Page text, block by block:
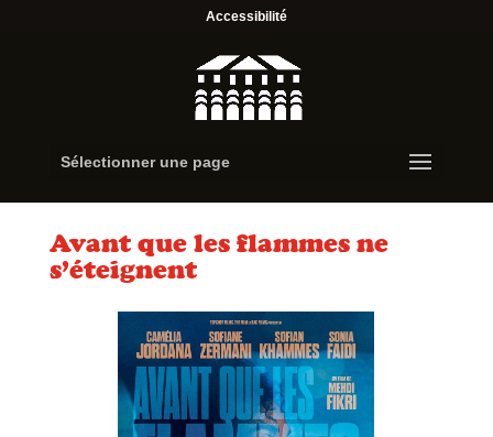
Accessibilité
Sélectionner une page
Avant que les flammes ne
s’éteignent